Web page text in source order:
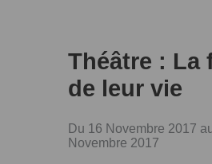
Théâtre : La
de leur vie
Du 16 Novembre 2017
Novembre 2017